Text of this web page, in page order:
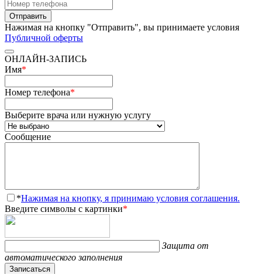
Отправить
Нажимая на кнопку "Отправить", вы принимаете условия
Публичной оферты
ОНЛАЙН-ЗАПИСЬ
Имя*
Номер телефона*
Выберите врача или нужную услугу
Сообщение
*Нажимая на кнопку, я принимаю условия соглашения.
Введите символы с картинки*
Защита от
автоматического заполнения
Записаться